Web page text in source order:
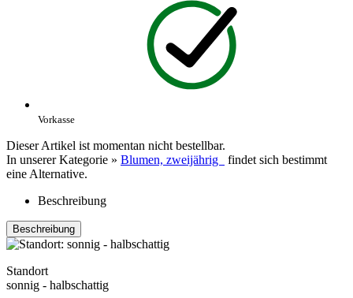
Vorkasse
Dieser Artikel ist momentan nicht bestellbar.
In unserer Kategorie » Blumen, zweijährig
findet sich bestimmt
eine Alternative.
Beschreibung
Beschreibung
Standort
sonnig - halbschattig